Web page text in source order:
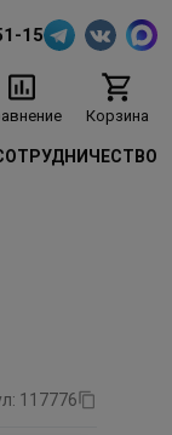
15
Корзина
117776